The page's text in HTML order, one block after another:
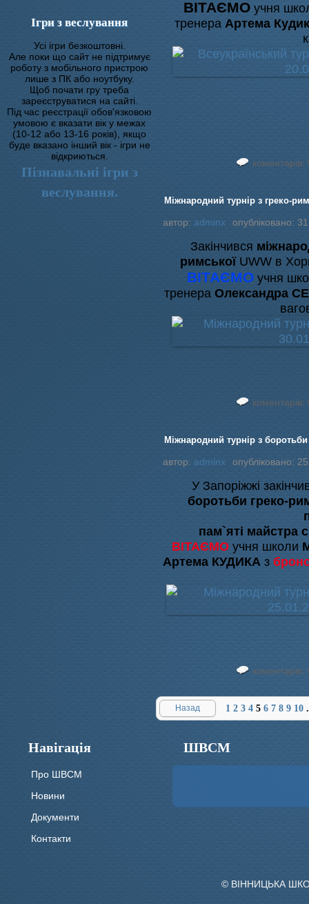
Ігри з веслування
Усі ігри безкоштовні.
Але поки що сайт не підтримує
роботу з мобільного пристрою
лише з ПК або ноутбуку.
Щоб почати гру треба
зареєструватися на сайті.
Під час реєстрації обов'язковою
умовою є вказати вік у межах
(10-12 або 13-16 років), якщо
буде вказано інший вік - ігри не
відкриються.
Пізнавальні ігри з
веслування.
ВІТАЄМО учня
тренера Артема
коментарів:
Міжнародний турнір з греко-
автор: adminx опубліковано:
Закінчився
римської UWW в
ВІТАЄМО учня
тренераОлександра
коментарів:
Міжнародний турнір з
автор: adminx опубліковано:
У Запоріжжі
боротьби греко-
пам`яті майстра
ВІТАЄМОучня школи
Артема КУДИКАз
коментарів:
Назад 1 2 3 4 5 6 7 8 9 10
Навігація
Про ШВСМ
Новини
Документи
Контакти
ШВСМ
© ВІННИЦЬКА